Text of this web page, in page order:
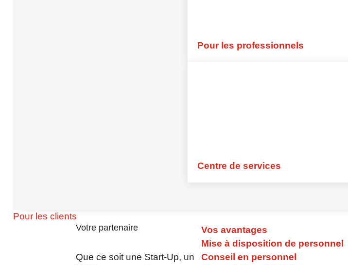
Pour les professionnels
Centre de services
Pour les clients
Votre partenaire
Que ce soit une Start-Up, un
Vos avantages
Mise à disposition de personnel
Conseil en personnel
Téléchargement PDF – 13.12.2018
SYNERGIE ouvre une agence à Bamberg
Téléchargement PDF – 06.06.2018